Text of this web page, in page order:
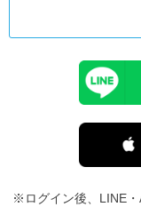
※ログイン後、LINE